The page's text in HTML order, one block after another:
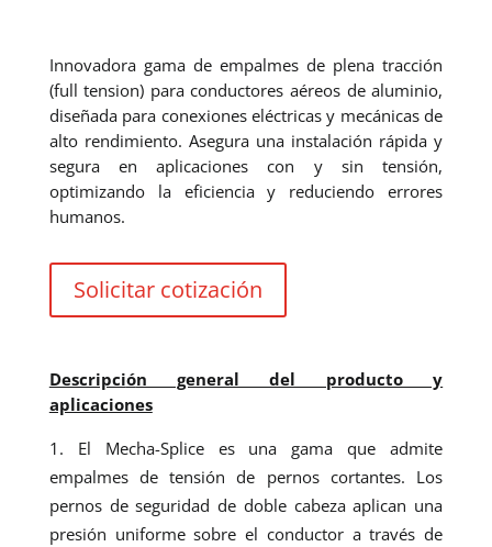
Innovadora gama de empalmes de plena tracción
(full tension) para conductores aéreos de aluminio,
diseñada para conexiones eléctricas y mecánicas de
alto rendimiento. Asegura una instalación rápida y
segura en aplicaciones con y sin tensión,
optimizando la eficiencia y reduciendo errores
humanos.
Solicitar cotización
Descripción general del producto y
aplicaciones
El Mecha-Splice es una gama que admite
empalmes de tensión de pernos cortantes. Los
pernos de seguridad de doble cabeza aplican una
presión uniforme sobre el conductor a través de